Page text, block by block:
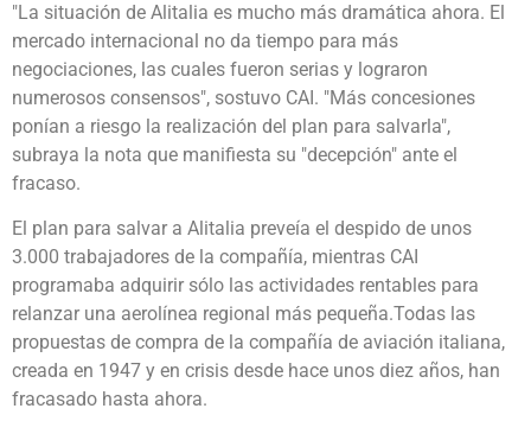
"La situación de Alitalia es mucho más dramática ahora. El
mercado internacional no da tiempo para más
negociaciones, las cuales fueron serias y lograron
numerosos consensos", sostuvo CAI. "Más concesiones
ponían a riesgo la realización del plan para salvarla",
subraya la nota que manifiesta su "decepción" ante el
fracaso.
El plan para salvar a Alitalia preveía el despido de unos
3.000 trabajadores de la compañía, mientras CAI
programaba adquirir sólo las actividades rentables para
relanzar una aerolínea regional más pequeña.Todas las
propuestas de compra de la compañía de aviación italiana,
creada en 1947 y en crisis desde hace unos diez años, han
fracasado hasta ahora.